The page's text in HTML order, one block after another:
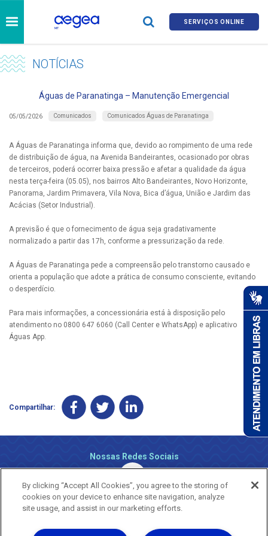
SERVIÇOS ONLINE
NOTÍCIAS
Águas de Paranatinga – Manutenção Emergencial
05/05/2026 Comunicados Comunicados Águas de Paranatinga
A Águas de Paranatinga informa que, devido ao rompimento de uma rede
de distribuição de água, na Avenida Bandeirantes, ocasionado por obras
de terceiros, poderá ocorrer baixa pressão e afetar a qualidade da água
nesta terça-feira (05.05), nos bairros Alto Bandeirantes, Novo Horizonte,
Panorama, Jardim Primavera, Vila Nova, Bica d’água, União e Jardim das
Acácias (Setor Industrial).
A previsão é que o fornecimento de água seja gradativamente
normalizado a partir das 17h, conforme a pressurização da rede.
A Águas de Paranatinga pede a compreensão pelo transtorno causado e
orienta a população que adote a prática de consumo consciente, evitando
o desperdício.
Para mais informações, a concessionária está à disposição pelo
atendimento no 0800 647 6060 (Call Center e WhatsApp) e aplicativo
Águas App.
Compartilhar:
Nossas Redes Sociais
By clicking “Accept All Cookies”, you agree to the storing of
cookies on your device to enhance site navigation, analyze
site usage, and assist in our marketing efforts.